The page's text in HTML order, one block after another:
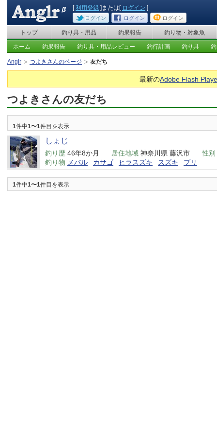
[利用登録 ]または[ ログイン ]
ログイン ログイン ログイン
トップ 釣り具・用品 釣果報告 釣り物・対象魚
ホーム 釣果報告 釣り具・用品レビュー 釣行計画 釣り具
Anglr つよきさんのページ 友だち
最新のAdobe Flash
つよきさんの友だち
1件中1〜1件目を表示
しょじ
釣り歴 46年8か月 居住地域 神奈川県 藤沢市
性別
釣り物 メバル カサゴ ヒラスズキ スズキ ブリ
1件中1〜1件目を表示